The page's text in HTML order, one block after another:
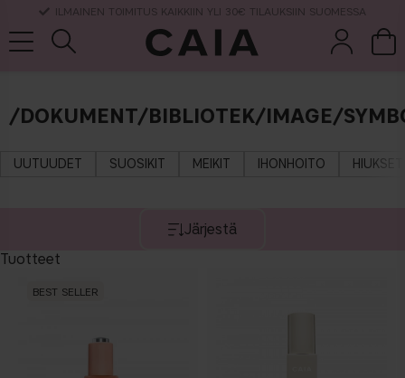
TOIMITUSAIKA 3-5 ARKIPÄIVÄÄ
/DOKUMENT/BIBLIOTEK/IMAGE/
UUTUUDET SUOSIKIT MEIKIT IHONHOITO HIUKSET
Järjestä
Tuotteet
BEST SELLER